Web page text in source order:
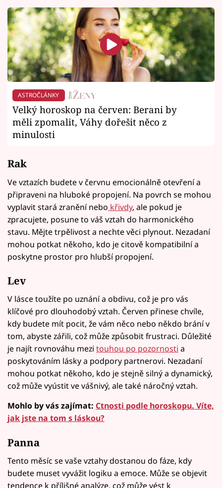
ASTROČLÁNKY
Velký horoskop na červen: Berani by
měli zpomalit, Váhy dořešit něco z
minulosti
Rak
Ve vztazích budete v červnu emocionálně otevření a
připraveni na hluboké propojení. Na povrch se mohou
vyplavit stará zranění nebo křivdy, ale pokud je
zpracujete, posune to váš vztah do harmonického
stavu. Mějte trpělivost a nechte věci plynout. Nezadaní
mohou potkat někoho, kdo je citově kompatibilní a
poskytne prostor pro hlubší propojení.
Lev
V lásce toužíte po uznání a obdivu, což je pro vás
klíčové pro dlouhodobý vztah. Červen přinese chvíle,
kdy budete mít pocit, že vám něco nebo někdo brání v
tom, abyste zářili, což může způsobit frustraci. Důležité
je najít rovnováhu mezi touhou po pozornosti a
poskytováním lásky a podpory partnerovi. Nezadaní
mohou potkat někoho, kdo je stejně silný a dynamický,
což může vyústit ve vášnivý, ale také náročný vztah.
Mohlo by vás zajímat: Ctnosti podle horoskopu. Víte,
jak jste na tom s láskou?
Panna
Tento měsíc se vaše vztahy dostanou do fáze, kdy
budete muset vyvážit logiku a emoce. Může se objevit
tendence k přílišné analýze, což může vést k